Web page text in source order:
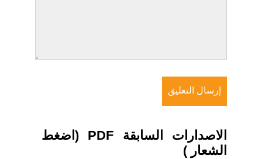
الاصدارات السابقة PDF (اضغط
الشعار )